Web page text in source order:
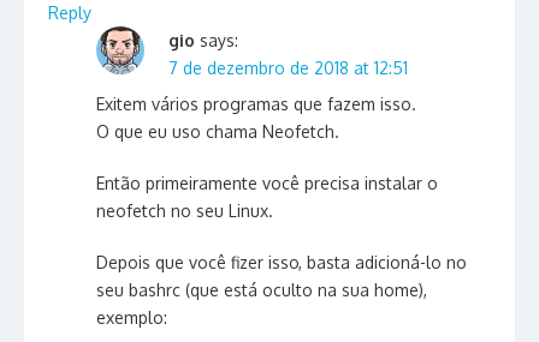
Reply
gio says:
7 de dezembro de 2018 at 12:51
Exitem vários programas que fazem isso.
O que eu uso chama Neofetch.
Então primeiramente você precisa instalar o
neofetch no seu Linux.
Depois que você fizer isso, basta adicioná-lo no
seu bashrc (que está oculto na sua home),
exemplo: